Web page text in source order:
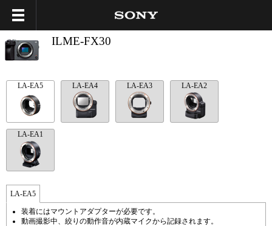
ILME-FX30
LA-EA5 LA-EA4 LA-EA3 LA-EA2
LA-EA1
LA-EA5
装着にはマウントアダプターが必要です。
動画撮影中、絞りの動作音が内蔵マイクから記録されます。